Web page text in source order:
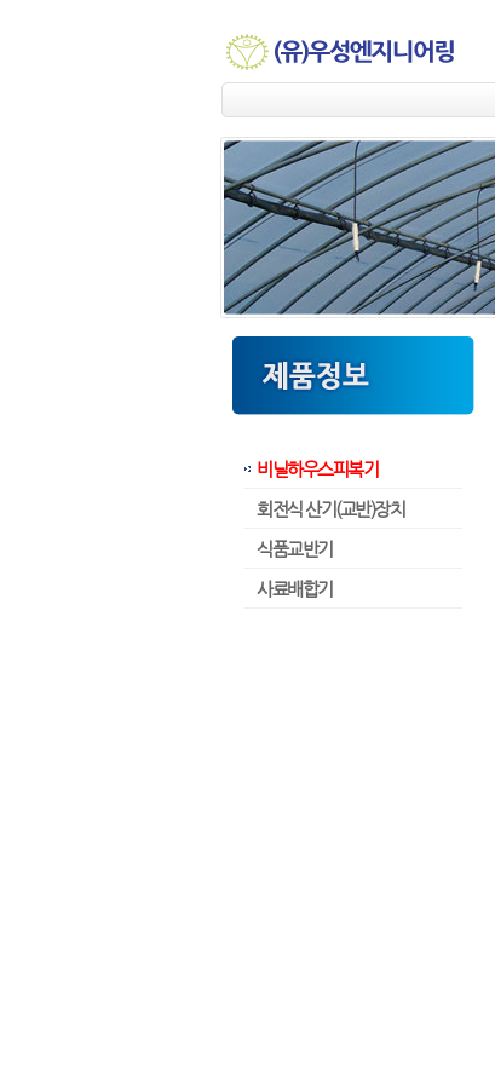
비닐하우스피복기
회전식 산기(교반)장치
식품교반기
사료배합기